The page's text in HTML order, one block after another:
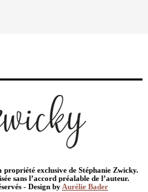
propriété exclusive de Stéphanie Zwicky.
sans l’accord préalable de l’auteur.
- Design byAurélie Bader